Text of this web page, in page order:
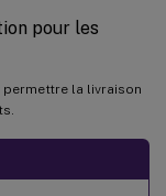
pour les
permettre la livraison